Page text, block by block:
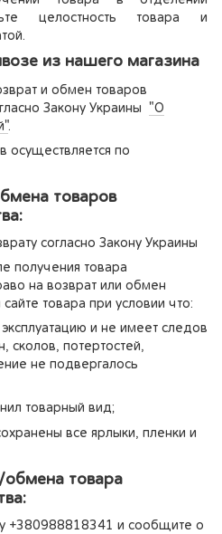
целостность товара и
из нашего магазина
и обмен товаров
Закону Украины "О
.
осуществляется по
товаров
согласно Закону Украины
получения товара
на возврат или обмен
товара при условии что:
и не имеет следов
сколов, потертостей,
не подвергалось
товарный вид;
все ярлыки, пленки и
товара
+380988818341 и сообщите о